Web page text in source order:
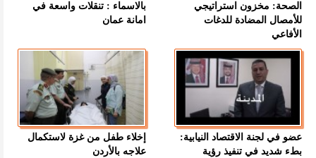
الصحة: مخزون استراتيجي
للأمصال المضادة للدغات
الأفاعي
بالاسماء : تنقلات واسعة في
امانة عمان
عضو في لجنة الاقتصاد النيابية:
بطء شديد في تنفيذ رؤية
إخلاء طفل من غزة لاستكمال
علاجه بالأردن